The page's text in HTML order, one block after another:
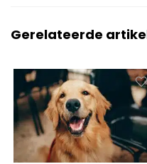
Gerelateerde